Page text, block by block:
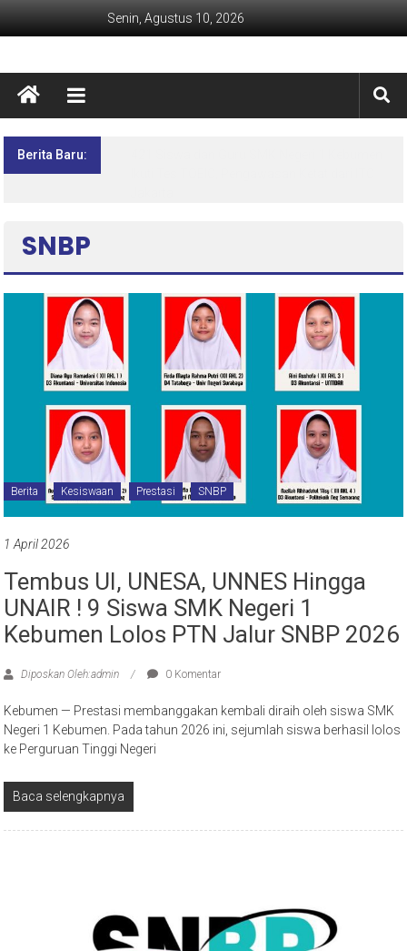
Senin, Agustus 10, 2026
Berita Baru:
SNBP
Berita Kesiswaan Prestasi SNBP
1 April 2026
Tembus UI, UNESA, UNNES Hingga
UNAIR ! 9 Siswa SMK Negeri 1
Kebumen Lolos PTN Jalur SNBP 2026
Diposkan Oleh:admin 0 Komentar
Kebumen — Prestasi membanggakan kembali diraih oleh siswa SMK
Negeri 1 Kebumen. Pada tahun 2026 ini, sejumlah siswa berhasil lolos
ke Perguruan Tinggi Negeri
Baca selengkapnya